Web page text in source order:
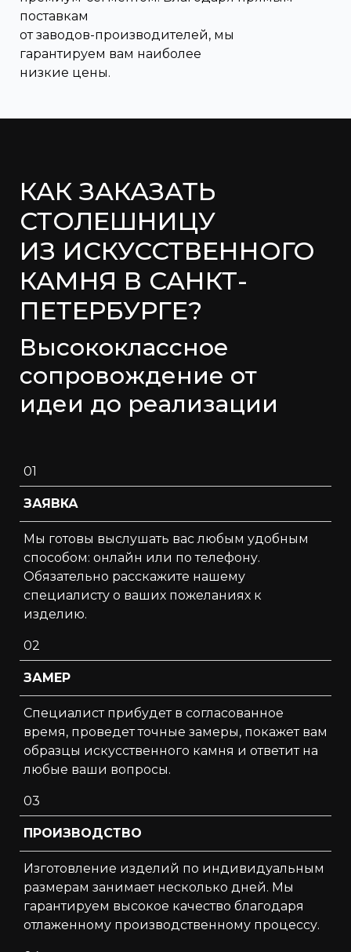
поставкам
от заводов-производителей, мы
гарантируем вам наиболее
низкие цены.
КАК ЗАКАЗАТЬ
СТОЛЕШНИЦУ
ИЗ ИСКУССТВЕННОГО
КАМНЯ В САНКТ-
ПЕТЕРБУРГЕ?
Высококлассное
сопровождение от
идеи до реализации
01
ЗАЯВКА
Мы готовы выслушать вас любым удобным
способом: онлайн или по телефону.
Обязательно расскажите нашему
специалисту о ваших пожеланиях к
изделию.
02
ЗАМЕР
Специалист прибудет в согласованное
время, проведет точные замеры, покажет вам
образцы искусственного камня и ответит на
любые ваши вопросы.
03
ПРОИЗВОДСТВО
Изготовление изделий по индивидуальным
размерам занимает несколько дней. Мы
гарантируем высокое качество благодаря
отлаженному производственному процессу.